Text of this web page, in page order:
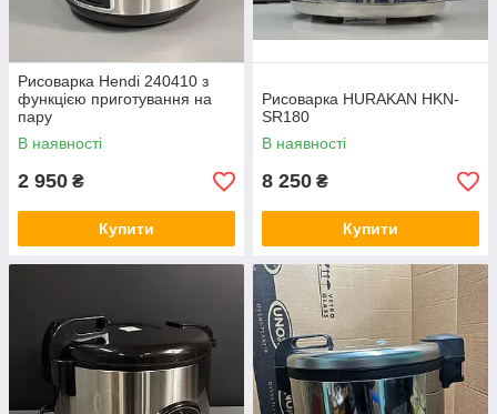
Рисоварка Hendi 240410 з
функцією приготування на
пару
В наявності
2 950 ₴
Купити
Рисоварка HURAKAN HKN-
SR180
В наявності
8 250 ₴
Купити